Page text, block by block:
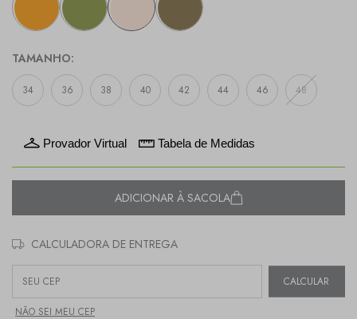
TAMANHO:
34 36 38 40 42 44 46 48
Provador Virtual Tabela de Medidas
ADICIONAR À SACOLA
CALCULADORA DE ENTREGA
Entregas para o CEP:
CALCULAR
NÃO SEI MEU CEP